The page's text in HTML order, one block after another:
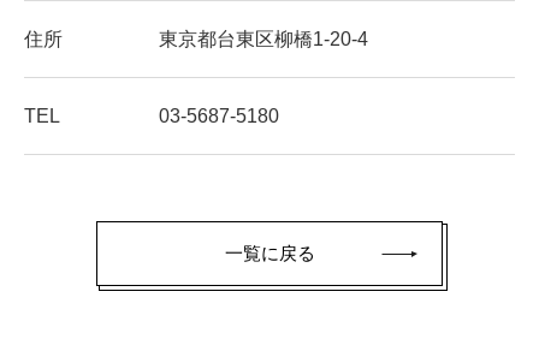
住所 東京都台東区柳橋1-20-4
TEL 03-5687-5180
一覧に戻る